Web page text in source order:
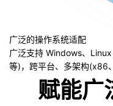
广泛的操作系统适配
广泛支持 Windows、
等)，跨平台、多架构(x86
赋能广